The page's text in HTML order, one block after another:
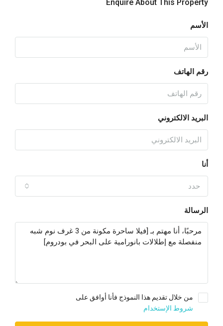
Enquire About This Property
الأسم
رقم الهاتف
البريد الالكتروني
أنا
حدد
الرسالة
من خلال تقديم هذا النموذج فأنا أوافق على
شروط الإستخدام